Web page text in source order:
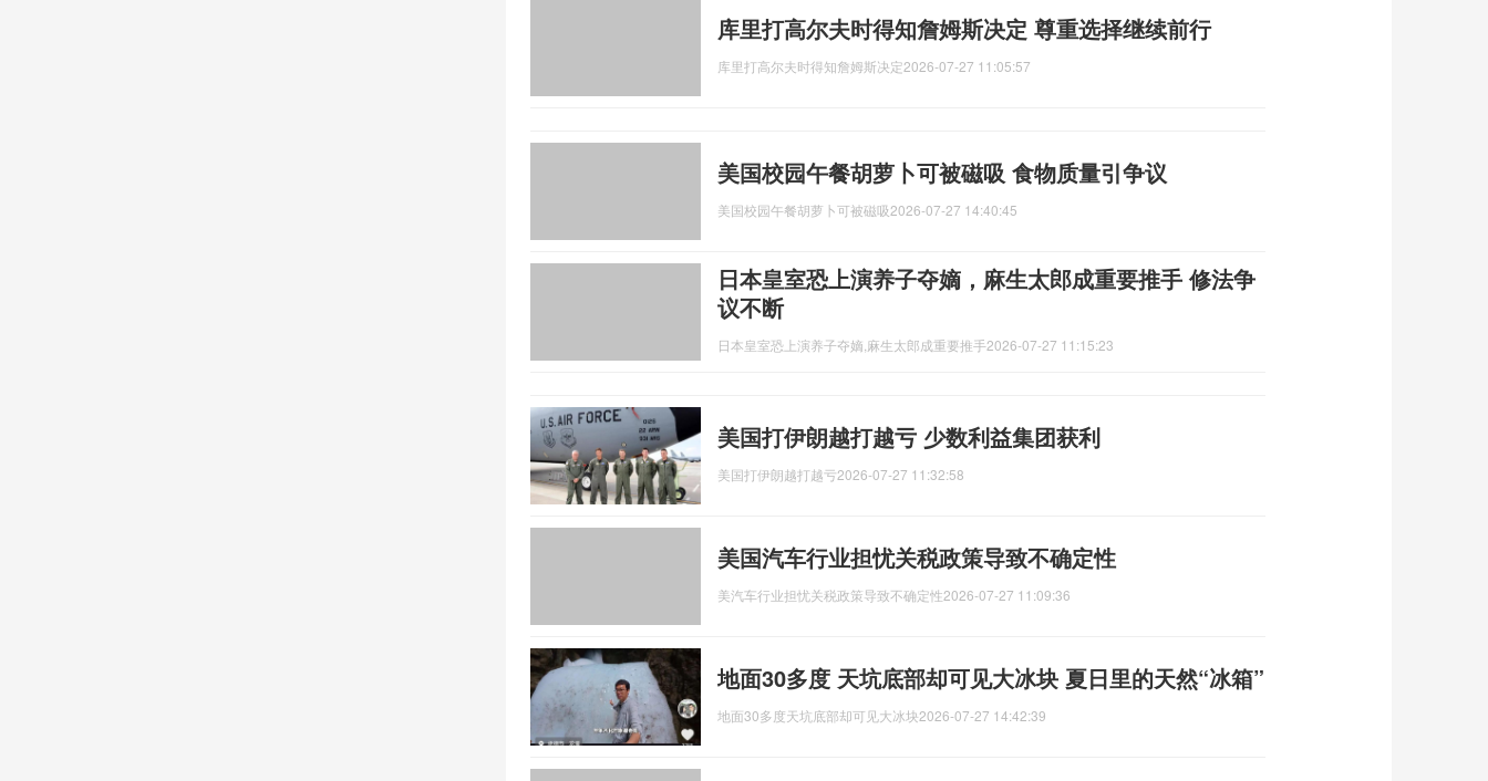
库里打高尔夫时得知詹姆斯决定 尊重选择继续前行
库里打高尔夫时得知詹姆斯决定2026-07-27 11:05:57
美国校园午餐胡萝卜可被磁吸 食物质量引争议
美国校园午餐胡萝卜可被磁吸2026-07-27 14:40:45
日本皇室恐上演养子夺嫡，麻生太郎成重要推手 修法争
议不断
日本皇室恐上演养子夺嫡,麻生太郎成重要推手2026-07-27 11:15:23
美国打伊朗越打越亏 少数利益集团获利
美国打伊朗越打越亏2026-07-27 11:32:58
美国汽车行业担忧关税政策导致不确定性
美汽车行业担忧关税政策导致不确定性2026-07-27 11:09:36
地面30多度 天坑底部却可见大冰块 夏日里的天然“冰箱”
地面30多度天坑底部却可见大冰块2026-07-27 14:42:39